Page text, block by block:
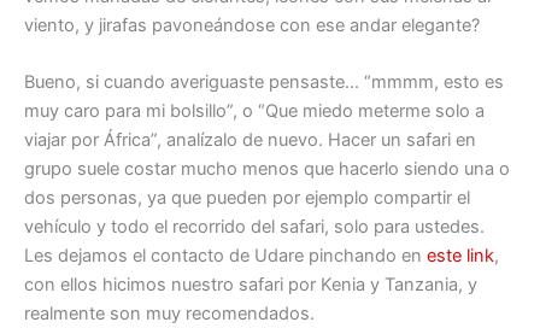
viento, y jirafas pavoneándose con ese andar elegante?
Bueno, si cuando averiguaste pensaste… “mmmm, esto es
muy caro para mi bolsillo”, o “Que miedo meterme solo a
viajar por África”, analízalo de nuevo. Hacer un safari en
grupo suele costar mucho menos que hacerlo siendo una o
dos personas, ya que pueden por ejemplo compartir el
vehículo y todo el recorrido del safari, solo para ustedes.
Les dejamos el contacto de Udare pinchando en este link,
con ellos hicimos nuestro safari por Kenia y Tanzania, y
realmente son muy recomendados.